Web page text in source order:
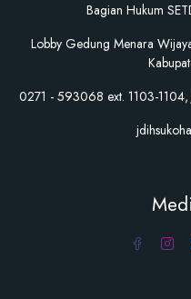
Bagian Hukum
Lobby Gedung Menara
0271 - 593068 ext. 1103-